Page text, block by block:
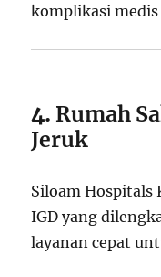
komplikasi
4. Rumah
Jeruk
Siloam Hospitals
IGD yang
layanan cepat